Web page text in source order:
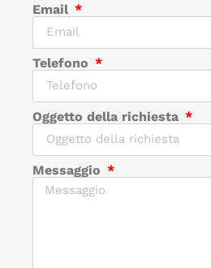
Email
Telefono
Oggetto della richiesta
Messaggio